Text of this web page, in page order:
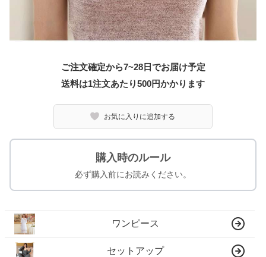
ご注文確定から7~28日でお届け予定
送料は1注文あたり500円かかります
お気に入りに追加する
購入時のルール
必ず購入前にお読みください。
ワンピース
セットアップ